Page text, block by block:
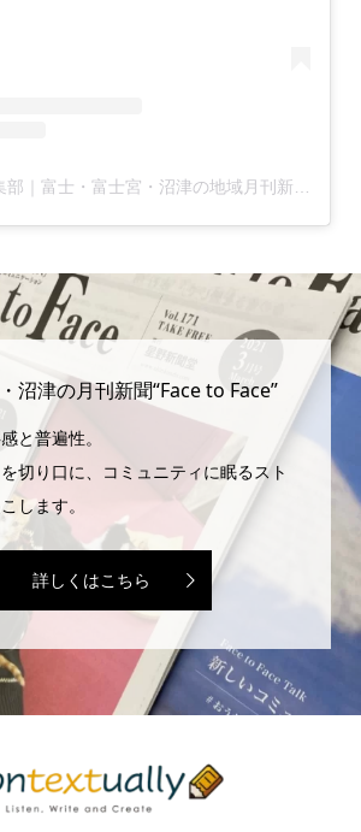
Face to Face編集部｜富士・富士宮・沼津の地域月刊新聞(@facetoface.contextually)がシェアした投稿
沼津の月刊新聞“Face to Face”
と普遍性。
切り口に、コミュニティに眠るスト
します。
詳しくはこちら